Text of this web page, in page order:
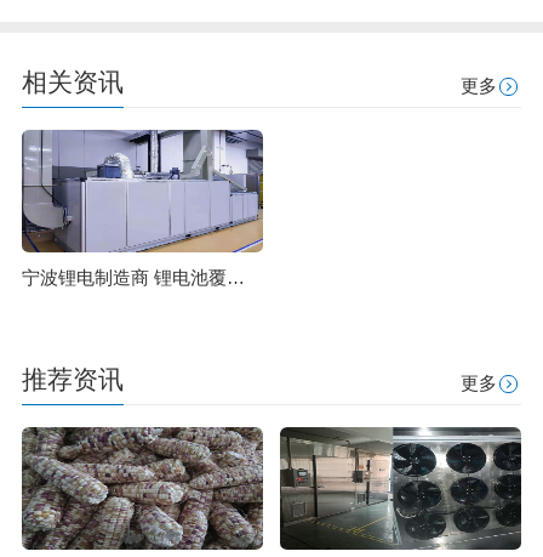
相关资讯 更多
宁波锂电制造商 锂电池覆膜生产车间除湿项目
推荐资讯 更多